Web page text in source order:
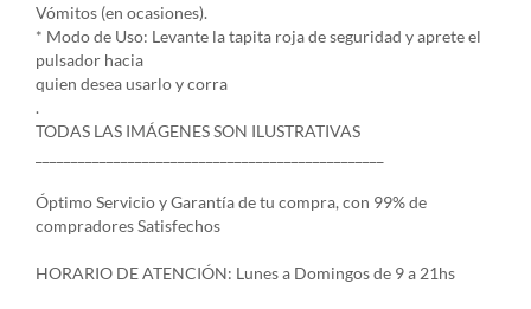
Vómitos (en ocasiones).
* Modo de Uso: Levante la tapita roja de seguridad y aprete el
pulsador hacia
quien desea usarlo y corra
.
TODAS LAS IMÁGENES SON ILUSTRATIVAS
Óptimo Servicio y Garantía de tu compra, con 99% de
compradores Satisfechos
HORARIO DE ATENCIÓN: Lunes a Domingos de 9 a 21hs